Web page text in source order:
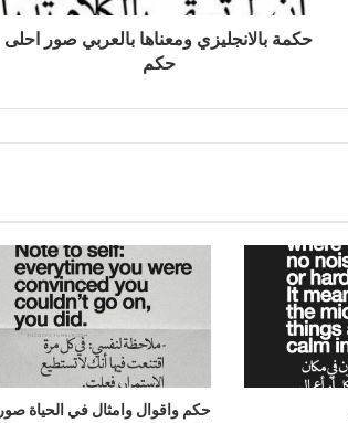
حكمة بالانجليزي ومعناها بالعربي صور احلى
حكم
حكم واقوال وامثال في الحياة صور